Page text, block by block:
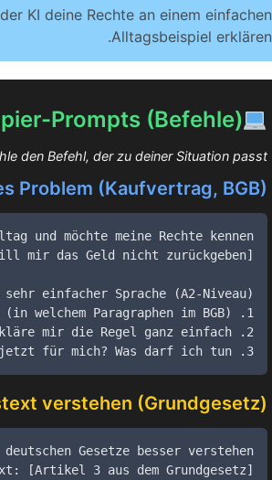
KI deine Rechte an einem einfachen
Alltagsbeispiel erklären.
Prompts (Befehle)
den Befehl, der zu deiner Situation passt:
Problem (Kaufvertrag, BGB)
3. Was bedeutet das jetzt für mich? Was darf ich tun?
verstehen (Grundgesetz)